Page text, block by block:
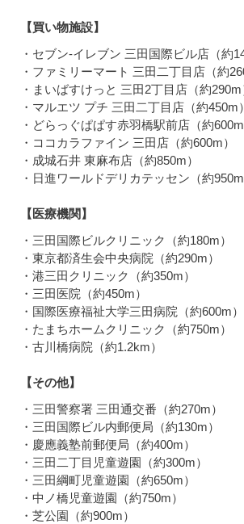
【買い物施設】
・セブン-イレブン 三田国際ビル店（約
・ファミリーマート 三田二丁目店（約
・まいばすけっと 三田2丁目店（約290m
・マルエツ プチ 三田二丁目店（約450m）
・どらっぐぱぱす赤羽橋駅前店（約600m
・ココカラファイン 三田店（約600m）
・成城石井 東麻布店（約850m）
・日進ワールドデリカテッセン（約950m
【医療機関】
・三田国際ビルクリニック（約180m）
・東京都済生会中央病院（約290m）
・港三田クリニック（約350m）
・三田医院（約450m）
・国際医療福祉大学三田病院（約600m）
・たまちホームクリニック（約750m）
・古川橋病院（約1.2km）
【その他】
・三田警察署 三田通交番（約270m）
・三田国際ビル内郵便局（約130m）
・慶應義塾前郵便局（約400m）
・三田二丁目児童遊園（約300m）
・三田綱町児童遊園（約650m）
・中ノ橋児童遊園（約750m）
・芝公園（約900m）